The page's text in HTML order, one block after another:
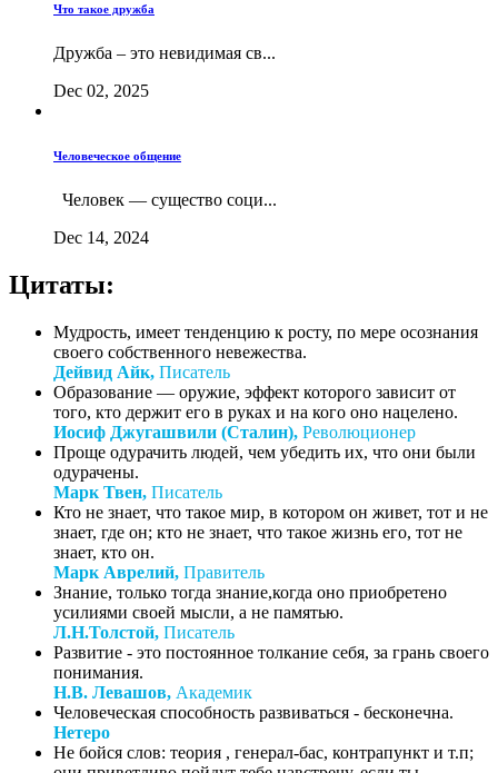
Что такое дружба
Дружба – это невидимая св...
Dec 02, 2025
Человеческое общение
Человек — существо соци...
Dec 14, 2024
Цитаты:
Мудрость, имеет тенденцию к росту, по мере осознания
своего собственного невежества.
Дейвид Айк, Писатель
Образование — оружие, эффект которого зависит от
того, кто держит его в руках и на кого оно нацелено.
Иосиф Джугашвили (Сталин), Революционер
Проще одурачить людей, чем убедить их, что они были
одурачены.
Марк Твен, Писатель
Кто не знает, что такое мир, в котором он живет, тот и не
знает, где он; кто не знает, что такое жизнь его, тот не
знает, кто он.
Марк Аврелий, Правитель
Знание, только тогда знание,когда оно приобретено
усилиями своей мысли, а не памятью.
Л.Н.Толстой, Писатель
Развитие - это постоянное толкание себя, за грань своего
понимания.
Н.В. Левашов, Академик
Человеческая способность развиваться - бесконечна.
Нетеро
Не бойся слов: теория , генерал-бас, контрапункт и т.п;